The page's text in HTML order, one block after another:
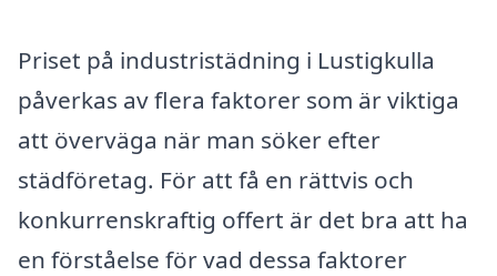
Priset på industristädning i Lustigkulla
påverkas av flera faktorer som är viktiga
att överväga när man söker efter
städföretag. För att få en rättvis och
konkurrenskraftig offert är det bra att ha
en förståelse för vad dessa faktorer